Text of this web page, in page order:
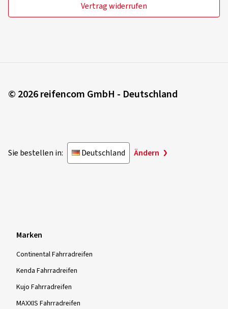
Vertrag widerrufen
© 2026 reifencom GmbH - Deutschland
Sie bestellen in: Deutschland Ändern
Marken
Continental Fahrradreifen
Kenda Fahrradreifen
Kujo Fahrradreifen
MAXXIS Fahrradreifen